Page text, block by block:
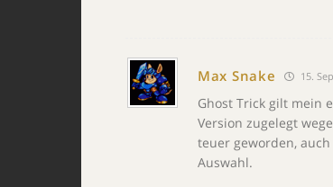
Max Snake 15.
Ghost Trick gilt mein
Version zugelegt
teuer geworden,
Auswahl.